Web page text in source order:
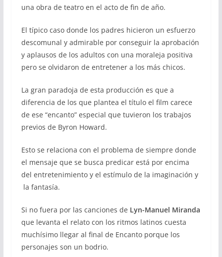
una obra de teatro en el acto de fin de año.
El típico caso donde los padres hicieron un esfuerzo
descomunal y admirable por conseguir la aprobación
y aplausos de los adultos con una moraleja positiva
pero se olvidaron de entretener a los más chicos.
La gran paradoja de esta producción es que a
diferencia de los que plantea el título el film carece
de ese “encanto” especial que tuvieron los trabajos
previos de Byron Howard.
Esto se relaciona con el problema de siempre donde
el mensaje que se busca predicar está por encima
del entretenimiento y el estímulo de la imaginación y
la fantasía.
Si no fuera por las canciones de Lyn-Manuel Miranda
que levanta el relato con los ritmos latinos cuesta
muchísimo llegar al final de Encanto porque los
personajes son un bodrio.